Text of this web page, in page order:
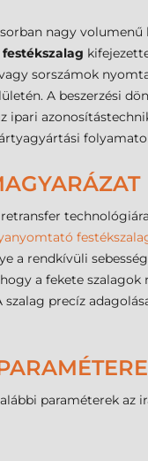
nagy
sorszámok
A beszerzési
ipari
a rendkívüli
a fekete
precíz
paraméterek az